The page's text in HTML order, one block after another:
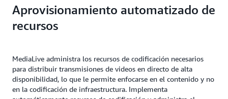
Aprovisionamiento automatizado de
recursos
MediaLive administra los recursos de codificación necesarios
para distribuir transmisiones de videos en directo de alta
disponibilidad, lo que le permite enfocarse en el contenido y no
en la codificación de infraestructura. Implementa